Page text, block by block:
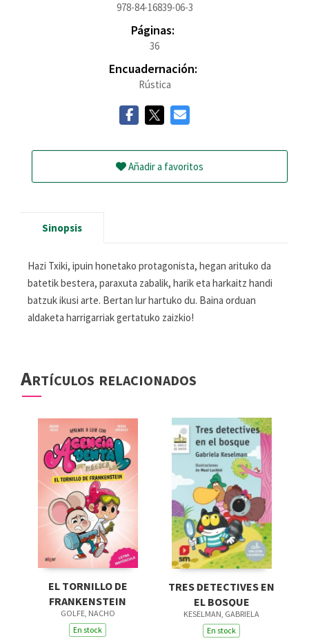
978-84-16839-06-3
Páginas:
36
Encuadernación:
Rústica
Añadir a favoritos
Sinopsis
Hazi Txiki, ipuin honetako protagonista, hegan arituko da
batetik bestera, paraxuta zabalik, harik eta harkaitz handi
batzuk ikusi arte. Bertan lur hartuko du. Baina orduan
aldaketa harrigarriak gertatuko zaizkio!
Artículos relacionados
EL TORNILLO DE
FRANKENSTEIN
GOLFE, NACHO
En stock
TRES DETECTIVES EN
EL BOSQUE
KESELMAN, GABRIELA
En stock